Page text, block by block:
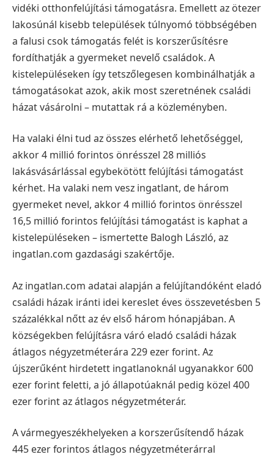
vidéki otthonfelújítási támogatásra. Emellett az ötezer
lakosúnál kisebb települések túlnyomó többségében
a falusi csok támogatás felét is korszerűsítésre
fordíthatják a gyermeket nevelő családok. A
kistelepüléseken így tetszőlegesen kombinálhatják a
támogatásokat azok, akik most szeretnének családi
házat vásárolni – mutattak rá a közleményben.
Ha valaki élni tud az összes elérhető lehetőséggel,
akkor 4 millió forintos önrésszel 28 milliós
lakásvásárlással egybekötött felújítási támogatást
kérhet. Ha valaki nem vesz ingatlant, de három
gyermeket nevel, akkor 4 millió forintos önrésszel
16,5 millió forintos felújítási támogatást is kaphat a
kistelepüléseken – ismertette Balogh László, az
ingatlan.com gazdasági szakértője.
Az ingatlan.com adatai alapján a felújítandóként eladó
családi házak iránti idei kereslet éves összevetésben 5
százalékkal nőtt az év első három hónapjában. A
községekben felújításra váró eladó családi házak
átlagos négyzetméterára 229 ezer forint. Az
újszerűként hirdetett ingatlanoknál ugyanakkor 600
ezer forint feletti, a jó állapotúaknál pedig közel 400
ezer forint az átlagos négyzetméterár.
A vármegyeszékhelyeken a korszerűsítendő házak
445 ezer forintos átlagos négyzetméterárral